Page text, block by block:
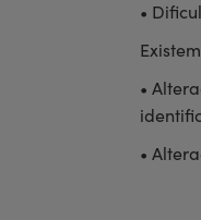
•
•
•